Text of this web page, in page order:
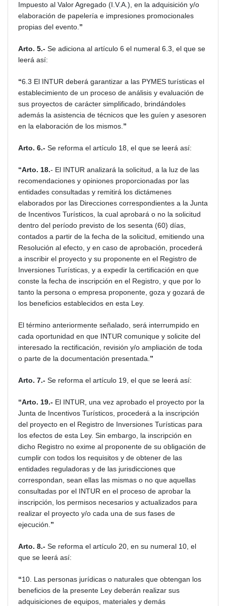
Impuesto al Valor Agregado (I.V.A.), en la adquisición y/o
elaboración de papelería e impresiones promocionales
propias del evento. ”
Arto. 5.- Se adiciona al artículo 6 el numeral 6.3, el que se
leerá así:
“6.3 El INTUR deberá garantizar a las PYMES turísticas el
establecimiento de un proceso de análisis y evaluación de
sus proyectos de carácter simplificado, brindándoles
además la asistencia de técnicos que les guíen y asesoren
en la elaboración de los mismos. ”
Arto. 6.- Se reforma el artículo 18, el que se leerá así:
“Arto. 18.- El INTUR analizará la solicitud, a la luz de las
recomendaciones y opiniones proporcionadas por las
entidades consultadas y remitirá los dictámenes
elaborados por las Direcciones correspondientes a la Junta
de Incentivos Turísticos, la cual aprobará o no la solicitud
dentro del período previsto de los sesenta (60) días,
contados a partir de la fecha de la solicitud, emitiendo una
Resolución al efecto, y en caso de aprobación, procederá
a inscribir el proyecto y su proponente en el Registro de
Inversiones Turísticas, y a expedir la certificación en que
conste la fecha de inscripción en el Registro, y que por lo
tanto la persona o empresa proponente, goza y gozará de
los beneficios establecidos en esta Ley.
El término anteriormente señalado, será interrumpido en
cada oportunidad en que INTUR comunique y solicite del
interesado la rectificación, revisión y/o ampliación de toda
o parte de la documentación presentada. ”
Arto. 7.- Se reforma el artículo 19, el que se leerá así:
“Arto. 19.- El INTUR, una vez aprobado el proyecto por la
Junta de Incentivos Turísticos, procederá a la inscripción
del proyecto en el Registro de Inversiones Turísticas para
los efectos de esta Ley. Sin embargo, la inscripción en
dicho Registro no exime al proponente de su obligación de
cumplir con todos los requisitos y de obtener de las
entidades reguladoras y de las jurisdicciones que
correspondan, sean ellas las mismas o no que aquellas
consultadas por el INTUR en el proceso de aprobar la
inscripción, los permisos necesarios y actualizados para
realizar el proyecto y/o cada una de sus fases de
ejecución. ”
Arto. 8.- Se reforma el artículo 20, en su numeral 10, el
que se leerá así:
“10. Las personas jurídicas o naturales que obtengan los
beneficios de la presente Ley deberán realizar sus
adquisiciones de equipos, materiales y demás